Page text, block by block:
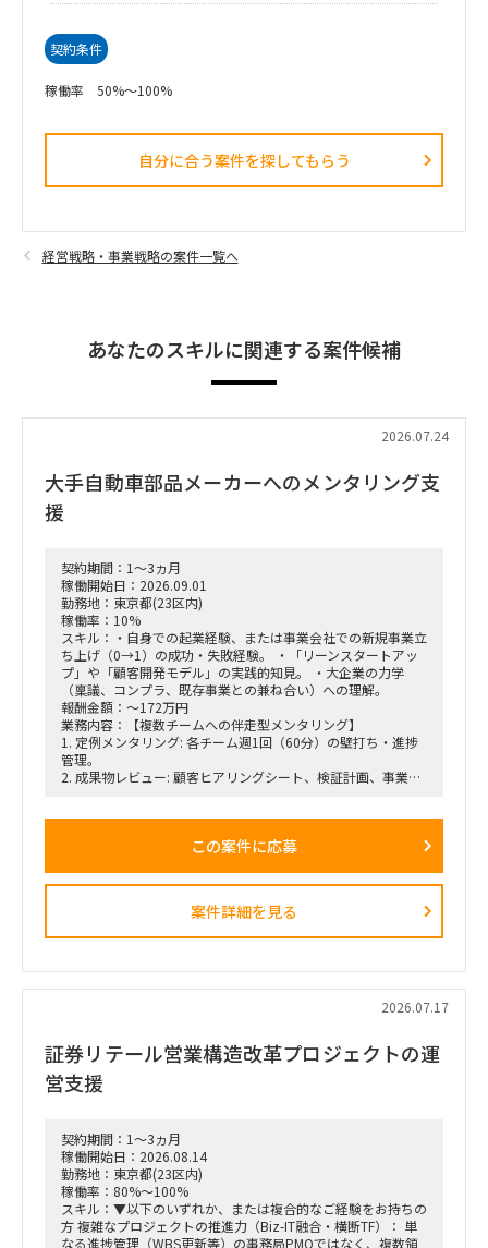
契約条件
稼働率 50%～100%
自分に合う案件を探してもらう​
経営戦略・事業戦略の案件一覧へ
あなたのスキルに関連する案件候補
2026.07.24
大手自動車部品メーカーへのメンタリング支
援
契約期間：1～3ヵ月
稼働開始日：2026.09.01
勤務地：東京都(23区内)
稼働率：10%
スキル：・自身での起業経験、または事業会社での新規事業立
ち上げ（0→1）の成功・失敗経験。 ・「リーンスタートアッ
プ」や「顧客開発モデル」の実践的知見。 ・大企業の力学
（稟議、コンプラ、既存事業との兼ね合い）への理解。
報酬金額：～172万円
業務内容：【複数チームへの伴走型メンタリング】
1. 定例メンタリング: 各チーム週1回（60分）の壁打ち・進捗
管理。
2. 成果物レビュー: 顧客ヒアリングシート、検証計画、事業計
4. 事務局支援: 事業推進事務局への全体フィードバック（評価
この案件に応募
案件詳細を見る
2026.07.17
証券リテール営業構造改革プロジェクトの運
営支援
契約期間：1～3ヵ月
稼働開始日：2026.08.14
勤務地：東京都(23区内)
稼働率：80%～100%
スキル：▼以下のいずれか、または複合的なご経験をお持ちの
方 複雑なプロジェクトの推進力（Biz-IT融合・横断TF）： 単
なる進捗管理（WBS更新等）の事務局PMOではなく、複数領